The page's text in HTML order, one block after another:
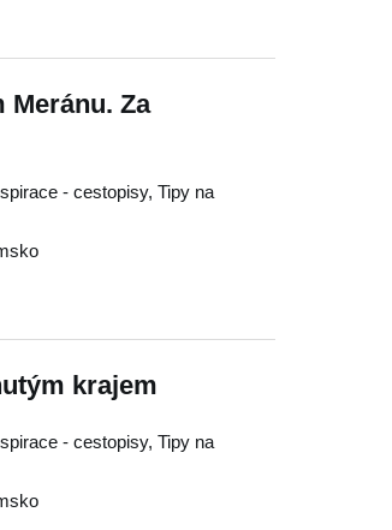
Meránu. Za
- cestopisy, Tipy na
krajem
- cestopisy, Tipy na